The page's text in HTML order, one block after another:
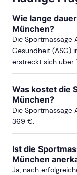
Wie lange
München?
Die Sportmassage
Gesundheit (ASG)
erstreckt sich über
Was kostet die
München?
Die Sportmassage
369 €.
Ist die
München
Ja, nach